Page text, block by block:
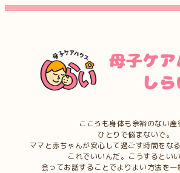
こころも身体も余裕のない産
ひとりで悩まないで。
ママと赤ちゃんが安心して過ごす時間をな
これでいいんだ。こうするといい
会ってお話することでよりよい方法を一